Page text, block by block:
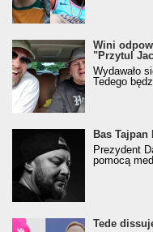
Wini
"Przytul
Wydawało
Tedego
Bas Tajpan
Prezydent
pomocą
Tede